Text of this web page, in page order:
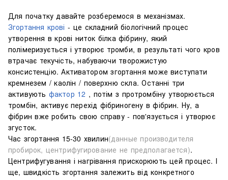
Для початку давайте розберемося в механізмах.
Згортання крові - це складний біологічний процес
утворення в крові ниток білка фібрину, який
полімеризується і утворює тромби, в результаті чого кров
втрачає текучість, набуваючи творожистую
консистенцію. Активатором згортання може виступати
кремнезем / каолін / поверхню скла. Останні три
активують фактор 12 , потім з протромбіну утворюється
тромбін, активує перехід фібриногену в фібрин. Ну, а
фібрин вже робить свою справу - пов'язується і утворює
згусток.
Час згортання 15-30 хвилин(данные производителя
пробирок, центрифугирование не предполагается).
Центрифугування і нагрівання прискорюють цей процес. І
ще, швидкість згортання залежить від конкретного